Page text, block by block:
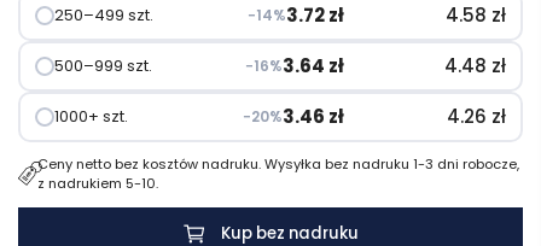
250–499 szt. −14%3.72zł 4.58 zł
500–999 szt. −16%3.64 zł 4.48 zł
1000+ szt. −20%3.46 zł 4.26 zł
Ceny netto bez kosztów nadruku. Wysyłka bez nadruku 1-3 dni robocze,
z nadrukiem 5-10.
Kup bez nadruku